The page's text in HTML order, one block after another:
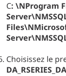
C: \NProgram
Choisissez le